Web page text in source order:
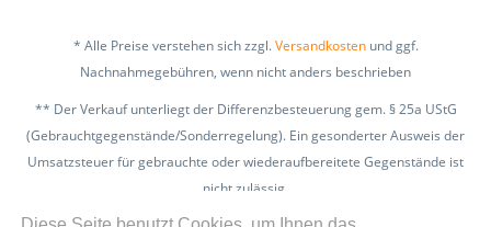
* Alle Preise verstehen sich zzgl.Versandkostenund ggf.
Nachnahmegebühren, wenn nicht anders beschrieben
** Der Verkauf unterliegt der Differenzbesteuerung gem. § 25a UStG
(Gebrauchtgegenstände/Sonderregelung). Ein gesonderter Ausweis der
Umsatzsteuer für gebrauchte oder wiederaufbereitete Gegenstände ist
nicht zulässig.
zzgl. Versandkosten